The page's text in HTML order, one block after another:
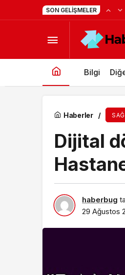
SON GELIŞMELER
Bilgi
Haberler
Dijital
haberbug
29 Ağustos
Uyku sorunlarının en